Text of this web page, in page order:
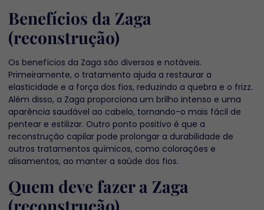
Benefícios da Zaga
(reconstrução)
Os benefícios da Zaga são diversos e notáveis.
Primeiramente, o tratamento ajuda a restaurar a
elasticidade e a força dos fios, reduzindo a quebra e o frizz.
Além disso, a Zaga proporciona um brilho intenso e uma
aparência saudável ao cabelo, tornando-o mais fácil de
pentear e estilizar. Outro ponto positivo é que a
reconstrução capilar pode prolongar a durabilidade de
outros tratamentos químicos, como colorações e
alisamentos, ao manter a saúde dos fios.
Quem deve fazer a Zaga
(reconstrução)